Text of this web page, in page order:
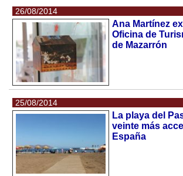
26/08/2014
Ana Martínez
Oficina de
de Mazarrón
25/08/2014
La playa del
veinte más
España